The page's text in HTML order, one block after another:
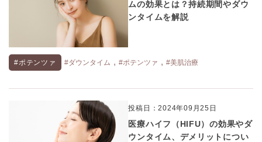
ムの効果とは？持続期間やダウ
ンタイムを解説
#ポテンツァ #ダウンタイム , #ポテンツァ , #美肌治療
投稿日：2024年09月25日
医療ハイフ（HIFU）の効果やダ
ウンタイム、デメリットについ